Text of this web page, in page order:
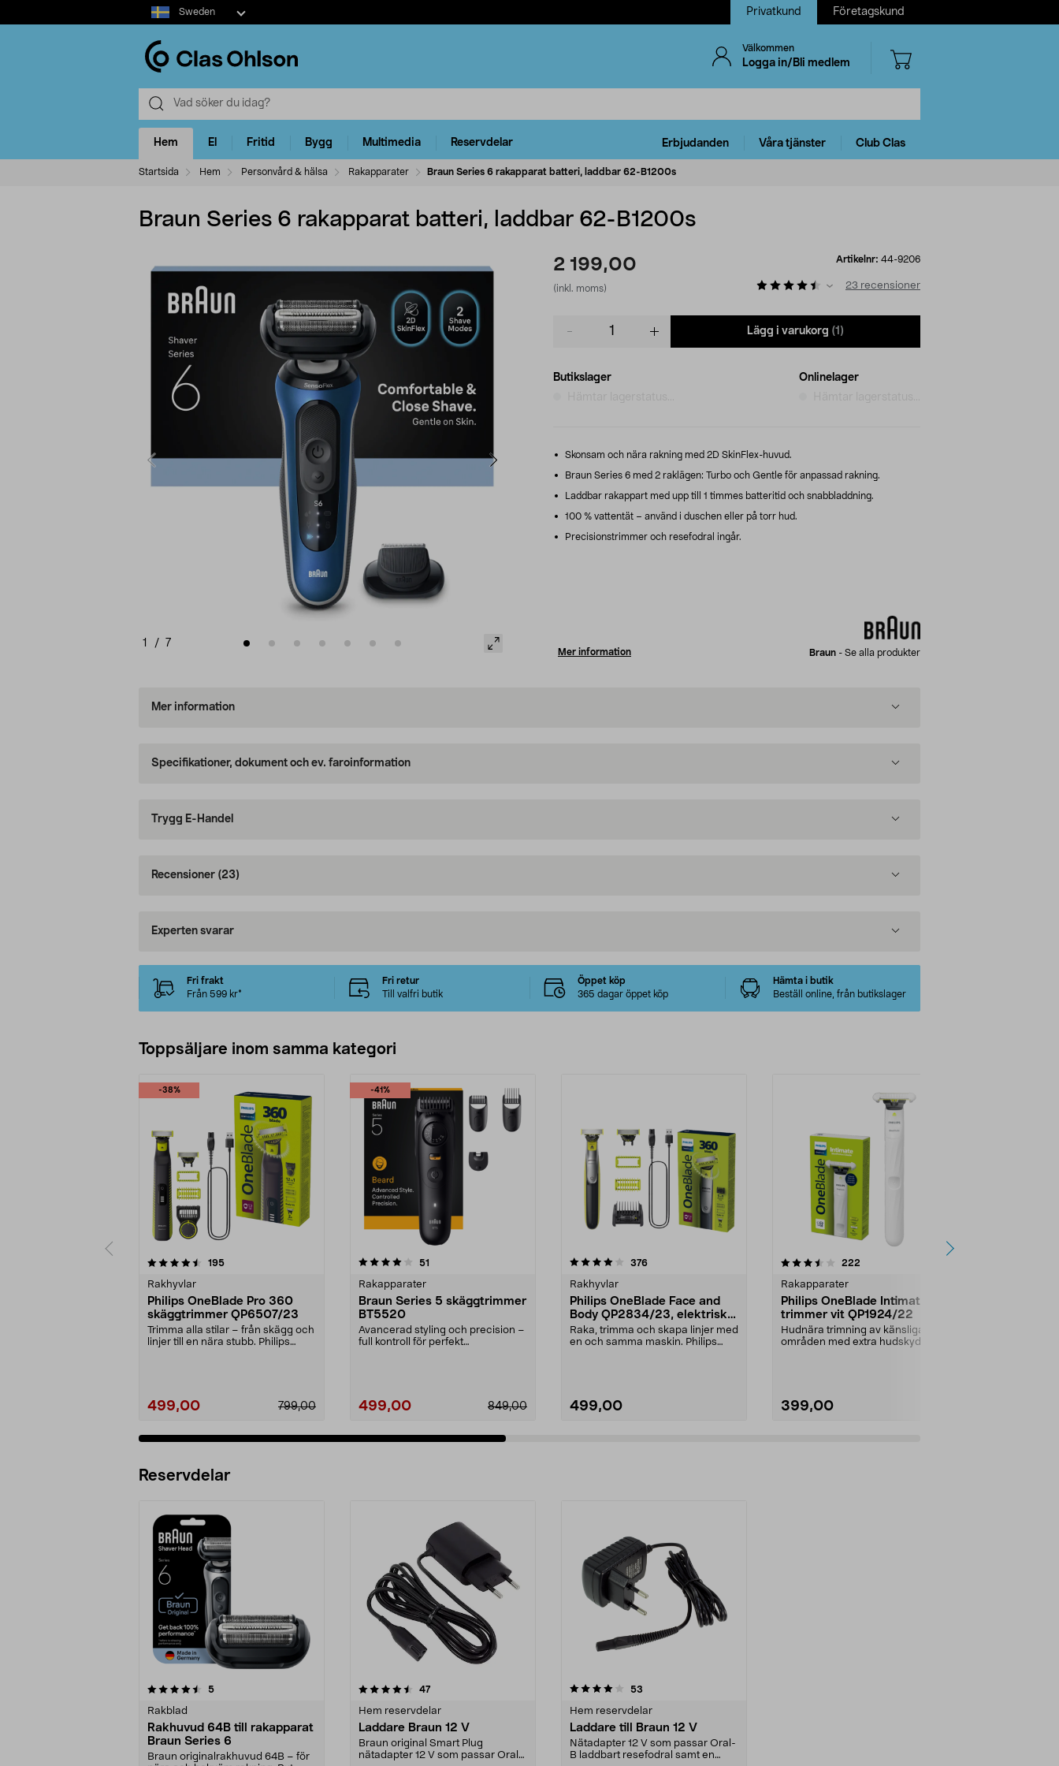
Select
market
Sweden Privatkund Företagskund
Välkommen
Logga in/Bli medlem
Hem El Fritid Bygg Multimedia Reservdelar Erbjudanden Våra tjänster Club Clas
Startsida Hem Personvård & hälsa Rakapparater Braun Series 6 rakapparat batteri, laddbar 62-B1200s
Braun Series 6 rakapparat batteri, laddbar 62-B1200s
1 / 7
2 199,00
(inkl. moms)
Artikelnr: 44-9206
23 recensioner
Lägg i varukorg (1)
Butikslager
Onlinelager
Skonsam och nära rakning med 2D SkinFlex-huvud.
Braun Series 6 med 2 raklägen: Turbo och Gentle för anpassad rakning.
Laddbar rakappart med upp till 1 timmes batteritid och snabbladdning.
100 % vattentät – använd i duschen eller på torr hud.
Precisionstrimmer och resefodral ingår.
Mer information Braun - Se alla produkter
Mer information
Specifikationer, dokument och ev. faroinformation
Trygg E-Handel
Recensioner (23)
Experten svarar
Fri frakt
Från 599 kr*
Fri retur
Till valfri butik
Öppet köp
365 dagar öppet köp
Hämta i butik
Beställ online, från butikslager
Toppsäljare inom samma kategori
-38%
195recensioner
Rakhyvlar
Philips OneBlade Pro 360
skäggtrimmer QP6507/23
Trimma alla stilar – från skägg och
linjer till en nära stubb. Philips
499,00 799,00
-41%
4.0 av 5 stjärnor 51
Rakapparater
Braun Series 5 skäggtrimmer
BT5520
Avancerad styling och precision –
full kontroll för perfekt
499,00 849,00
4.0 av 5 stjärnor 376recensioner
Rakhyvlar
Philips OneBlade Face and
Body QP2834/23, elektrisk
rakhyvel
Raka, trimma och skapa linjer med
en och samma maskin. Philips
499,00
3.5 av 5 stjärnor 222
Rakapparater
Philips OneBlade Intimate
trimmer vit QP1924/22
Hudnära trimning av känsliga
områden med extra hudskydd.
399,00
4.0 av 5 stjärnor
Reservdelar
5recensioner
Rakblad
Rakhuvud 64B till rakapparat
Braun Series 6
Braun originalrakhuvud 64B – för
4.5av 5 stjärnor 47recensioner
Hem reservdelar
Laddare Braun 12 V
Braun original Smart Plug
nätadapter 12 V som passar Oral-
4.0av 5 stjärnor 53
Hem reservdelar
Laddare till Braun 12 V
Nätadapter 12 V som passar Oral-
B laddbart resefodral samt en